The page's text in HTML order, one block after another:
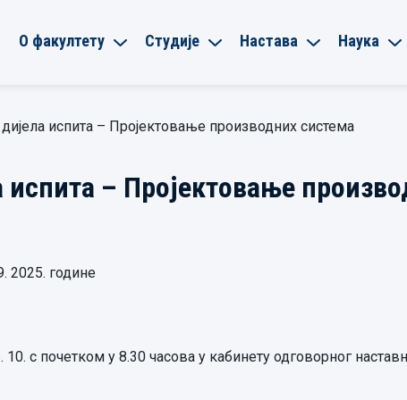
О факултету Студије Настава Наука
испита – Пројектовање производних система
испита – Пројектовање
2025. године
с почетком у 8.30 часова у кабинету одговорног